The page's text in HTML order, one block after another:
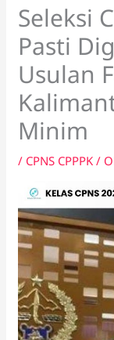
Seleksi
Pasti
Usulan
Minim
/ CPNS CPPPK /